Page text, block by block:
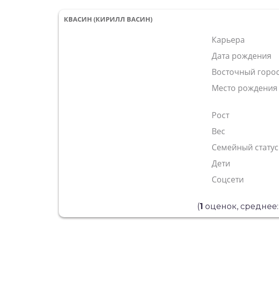
КВАСИН (КИРИЛЛ ВАСИН)
Карьера
Дата рождения
Восточный
Место рождения
Рост
Вес
Семейный статус
Дети
Соцсети
(1 оценок,